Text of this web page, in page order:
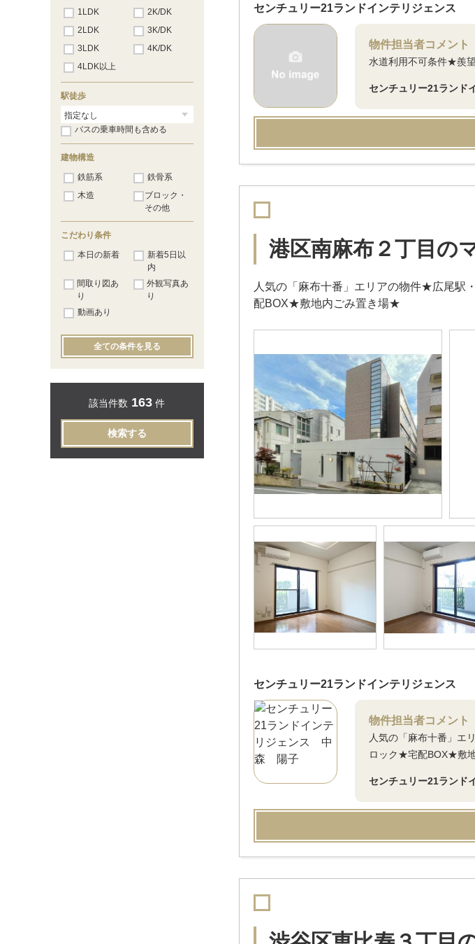
センチュリー21ランドインテリジェンス
物件担当者コメント
水道利用不可条件★羨
センチュリー21ランド
港区南麻布２丁目の
人気の「麻布十番」エリアの物件★広尾
配BOX★敷地内ごみ置き場★
センチュリー21ランドインテリジェンス
物件担当者コメント
人気の「麻布十番」
ロック★宅配BOX★敷
センチュリー21ラン
1LDK
2K/DK
2LDK
3K/DK
3LDK
4K/DK
4LDK以上
駅徒歩
バスの乗車時間も含める
建物構造
鉄筋系
鉄骨系
木造
ブロック・
その他
こだわり条件
本日の新着
新着5日以
内
間取り図あ
り
外観写真あ
り
動画あり
全ての条件を見る
該当件数 163 件
検索する